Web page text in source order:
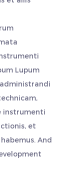
Lupum
instrumenti
et
And